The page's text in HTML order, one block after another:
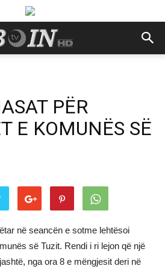
PËR
E KOMUNËS SË
në seancën e sotme lehtësoi
së Tuzit. Rendi i ri lejon që një
nga ora 8 e mëngjesit deri në